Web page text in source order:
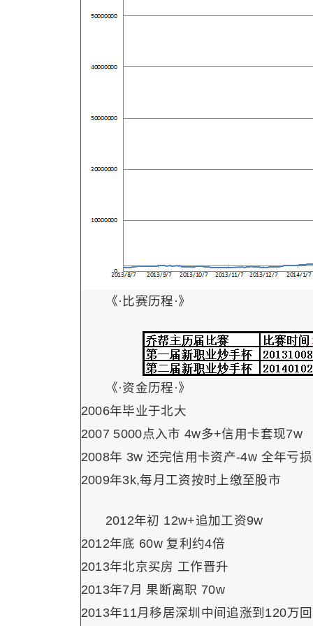
《·比赛历程·》
《·资金历程·》
2006年毕业于北大
2007 5000点入市 4w多+信用卡套现7w
2008年 3w 还完信用卡资产-4w 全年亏
2009年3k,每月工资按时上缴至股市
2012年初 12w+追加工资9w
2012年底 60w 复利约4倍
2013年北京买房 工作晋升
2013年7月 果断离职 70w
2013年11月移居深圳中间追涨到120万